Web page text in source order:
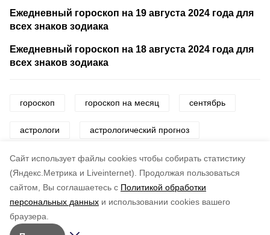
Cайт использует файлы cookies чтобы собирать статистику
(Яндекс.Метрика и Liveinternet).
Продолжая пользоваться
сайтом, Вы соглашаетесь с Политикой обработки
персональных данных и использовании cookies вашего
браузера.
Ежедневный гороскоп на 19 августа 2024 года для
всех знаков зодиака
Ежедневный гороскоп на 18 августа 2024 года для
всех знаков зодиака
гороскоп гороскоп на месяц сентябрь
астрологи астрологический прогноз
астрология астрономия
по оценке
5